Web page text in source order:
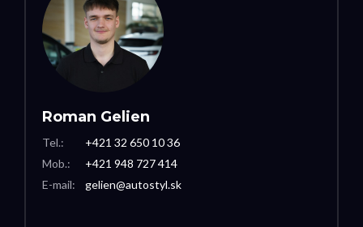
Roman Gelien
Tel.:
Mob.:
E-mail:
+421 32 650 10 36
+421 948 727 414
gelien@autostyl.sk